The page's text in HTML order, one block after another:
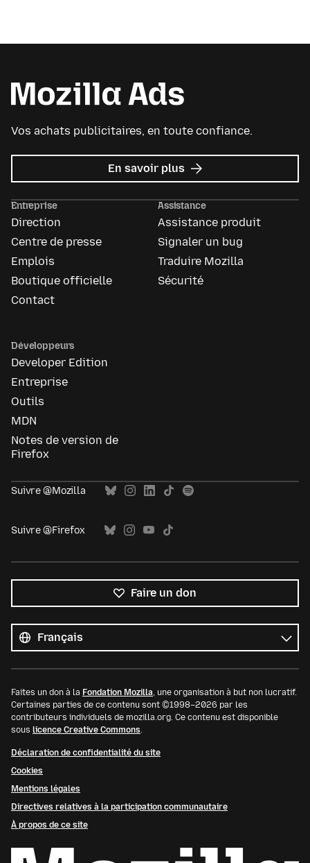
Vos achats publicitaires, en toute confiance.
En savoir plus sur
Mozilla
Entreprise
Direction
Centre de presse
Emplois
Boutique officielle
Contact
Assistance
Assistance produit
Signaler un bug
Traduire Mozilla
Sécurité
Développeurs
Developer Edition
Entreprise
Outils
MDN
Notes de version de
Firefox
Suivre @Mozilla
Suivre @Firefox
Faire un don
les
langues
Langue
Faites un don à la Fondation Mozilla, une organisation à but non lucratif.
Certaines parties de ce contenu sont ©1998–2026 par les
contributeurs individuels de mozilla.org. Ce contenu est disponible
sous licence Creative Commons.
Déclaration de confidentialité du site
Cookies
Mentions légales
Directives relatives à la participation communautaire
À propos de ce site